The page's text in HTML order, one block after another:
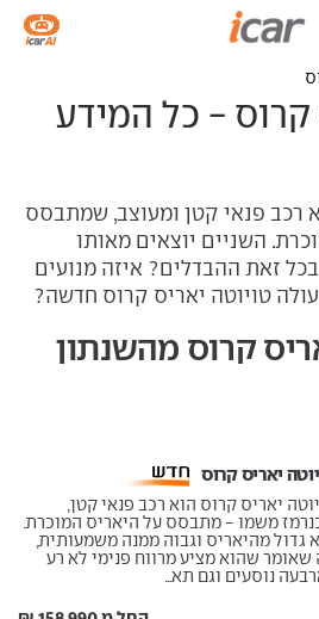
קרוס - כל המידע
רכב פנאי קטן ומעוצב, שמתבסס
השניים יוצאים מאותו
זאת ההבדלים? איזה מנועים
טויוטה יאריס קרוס חדשה?
קרוס מהשנתון
יאריס קרוס
יאריס קרוס הוא רכב פנאי קטן,
משמו - מתבסס על היאריס המוכרת.
גדול מהיאריס וגבוה ממנה משמעותית,
שאומר שהוא מציע מרווח פנימי לא רע
נוסעים וגם תא...